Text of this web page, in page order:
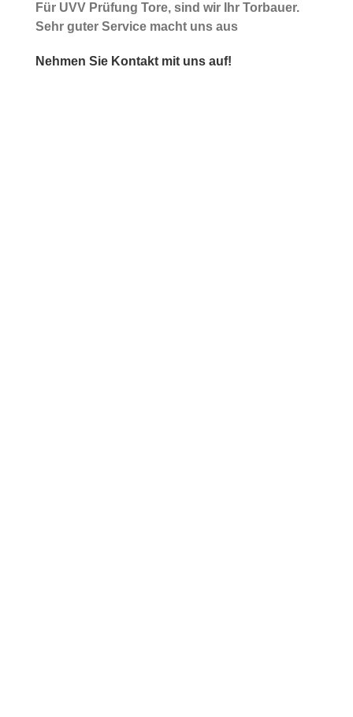
Für UVV Prüfung Tore, sind wir Ihr Torbauer.
Sehr guter Service macht uns aus
Nehmen Sie Kontakt mit uns auf!